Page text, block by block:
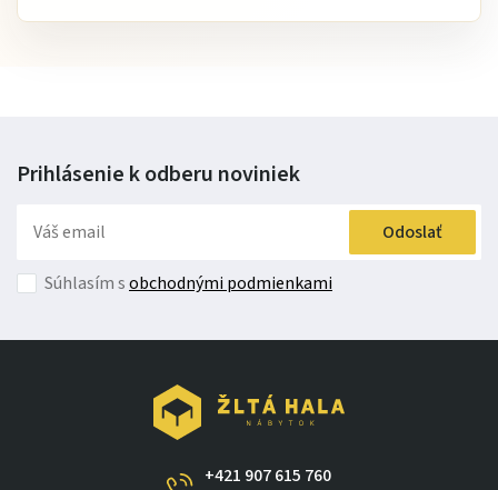
klasickom dizajne. Ideálna ako
Prihlásenie k odberu noviniek
Odoslať
Súhlasím sobchodnými podmienkami
+421 907 615 760